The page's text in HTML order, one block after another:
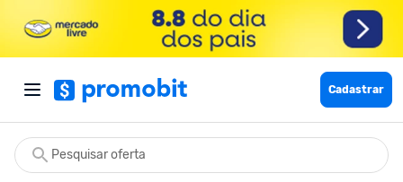
Cadastrar